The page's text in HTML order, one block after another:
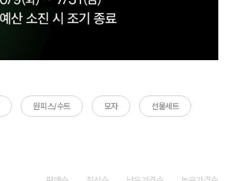
원피스/수트 모자 선물세트